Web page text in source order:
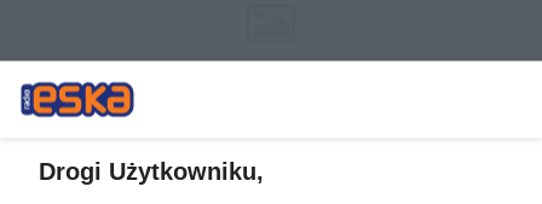
Drogi Użytkowniku,